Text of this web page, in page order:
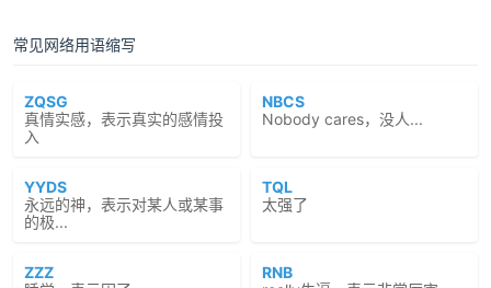
常见网络用语缩写
ZQSG
真情实感，表示真实的感情投
入
NBCS
Nobody cares，没人...
YYDS
永远的神，表示对某人或某事
的极...
TQL
太强了
ZZZ
RNB